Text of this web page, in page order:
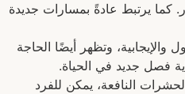
كما يرتبط عادةً بمسارات جديدة
والإيجابية، وتظهر أيضًا الحاجة
فصل جديد في الحياة.
النافعة، يمكن للفرد